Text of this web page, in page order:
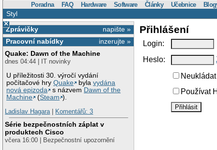
Poradna FAQ Hardware Software Články Učebnice
Styl
×
napište »
Zprávičky
inzerujte »
Pracovní nabídky
Quake: Dawn of the Machine
dnes 04:44 | IT novinky
U příležitosti 30. výročí vydání
počítačové hryQuake bylavydána
nová epizoda
s názvem Dawn of the
Machine
(Steam ).
Ladislav Hagara| Komentářů: 3
Série bezpečnostních záplat v
produktech Cisco
včera 16:00 | Bezpečnostní upozornění
Přihlášení
Login:
Heslo:
Používat